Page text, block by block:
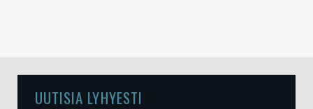
UUTISIA LYHYESTI